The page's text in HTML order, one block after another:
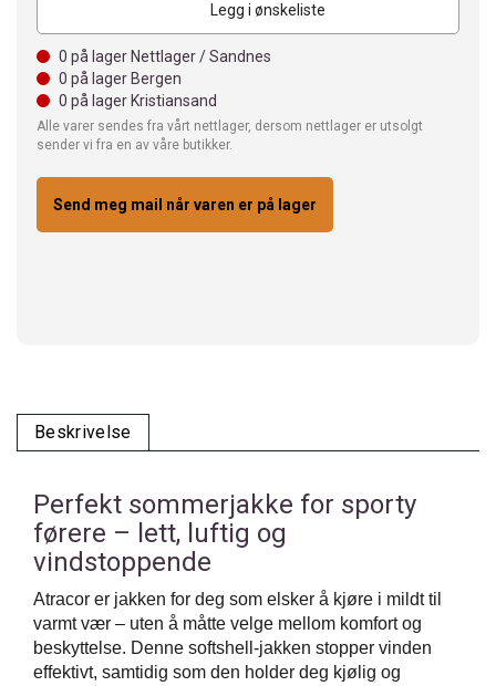
Legg i ønskeliste
0 på lager Nettlager / Sandnes
0 på lager Bergen
0 på lager Kristiansand
Alle varer sendes fra vårt nettlager, dersom nettlager er utsolgt
sender vi fra en av våre butikker.
Send meg mail når varen er på lager
Beskrivelse
Perfekt sommerjakke for sporty
førere – lett, luftig og
vindstoppende
Atracor er jakken for deg som elsker å kjøre i mildt til
varmt vær – uten å måtte velge mellom komfort og
beskyttelse. Denne softshell-jakken stopper vinden
effektivt, samtidig som den holder deg kjølig og